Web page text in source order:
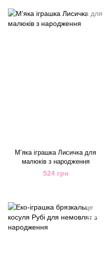
М’яка іграшка Лисичка для
малюків з народження
524 грн